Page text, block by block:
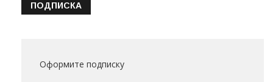
ПОДПИСКА
Оформите подписку